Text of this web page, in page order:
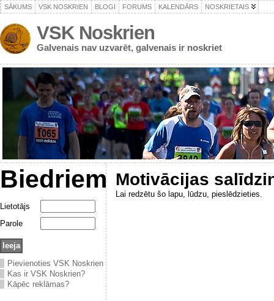
SĀKUMS VSK NOSKRIEN BLOGI FORUMS KALENDĀRS NOSKRIETAIS
VSK Noskrien
Galvenais nav uzvarēt, galvenais ir noskriet
Biedriem
Lietotājs
Parole
Pievienoties VSK Noskrien
Kas ir VSK Noskrien?
Kāpēc reklāmas?
Motivācijas
Lai redzētu šo lapu, lūdzu, pieslēdzieties.